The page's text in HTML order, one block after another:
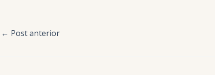
← Post anterior